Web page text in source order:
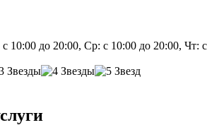
10:00 до 20:00, Ср: с 10:00 до 20:00,